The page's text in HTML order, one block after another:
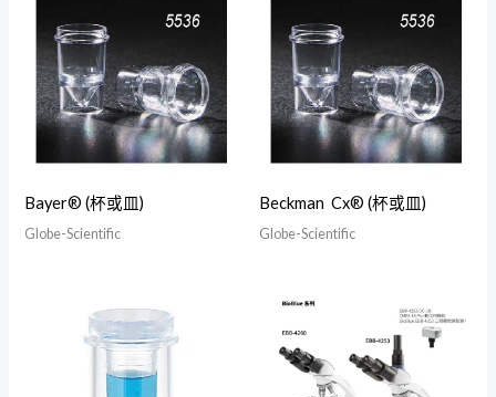
Bayer® (杯或皿)
Globe-Scientific
Beckman Cx® (杯或皿)
Globe-Scientific